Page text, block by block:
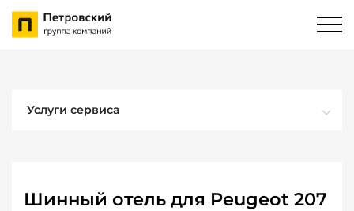
Услуги сервиса
Шинный отель для Peugeot 207